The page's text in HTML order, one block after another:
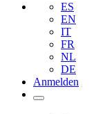
ES
EN
IT
FR
NL
DE
Anmelden